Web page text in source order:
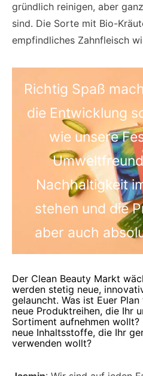
gründlich reinigen, aber
sind. Die Sorte mit Bio-
empfindliches Zahnfleisch
Richtig Spaß
die Entwicklung
wie unsere
Nachhaltigkeit
stehen und die
aber auch
Der Clean Beauty Markt
werden stetig neue,
gelauncht. Was ist Euer
neue Produktreihen, die Ihr
Sortiment aufnehmen
neue Inhaltsstoffe, die Ihr
verwenden wollt?